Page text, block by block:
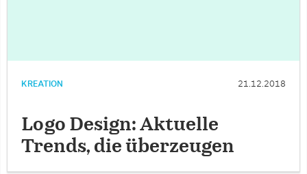
KREATION 21.12.2018
Logo Design: Aktuelle
Trends, die überzeugen